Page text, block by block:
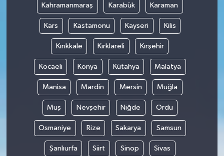
Kahramanmaraş Karabük Karaman
Kars Kastamonu Kayseri Kilis
Kırıkkale Kırklareli Kırşehir
Kocaeli Konya Kütahya Malatya
Manisa Mardin Mersin Muğla
Muş Nevşehir Niğde Ordu
Osmaniye Rize Sakarya Samsun
Şanlıurfa Siirt Sinop Sivas